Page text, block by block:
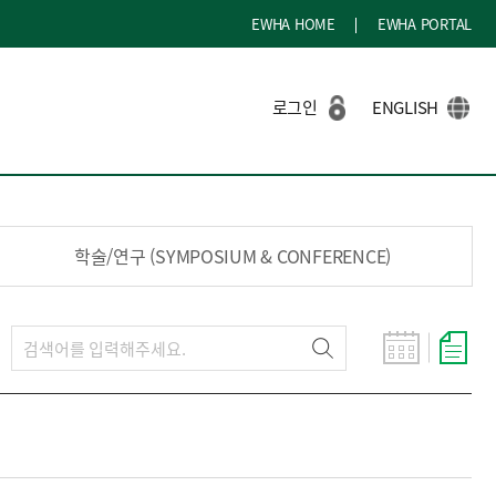
EWHA HOME EWHA PORTAL
로그인 ENGLISH
학술/연구 (SYMPOSIUM & CONFERENCE)